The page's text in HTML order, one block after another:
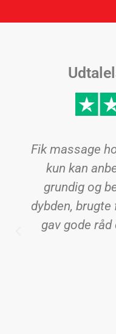
Fik massage
kun kan
grundig og
dybden,
gav gode